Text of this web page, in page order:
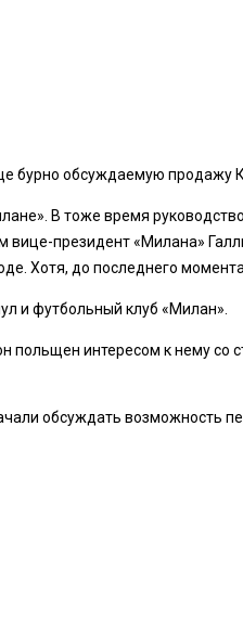
бурно обсуждаемую продажу
В тоже время
президент «Милана»
Хотя, до последнего
и футбольный клуб «Милан».
польщен интересом к нему
обсуждать